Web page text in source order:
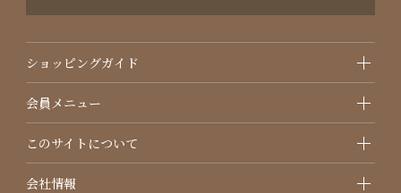
ショッピングガイド
会員メニュー
このサイトについて
会社情報